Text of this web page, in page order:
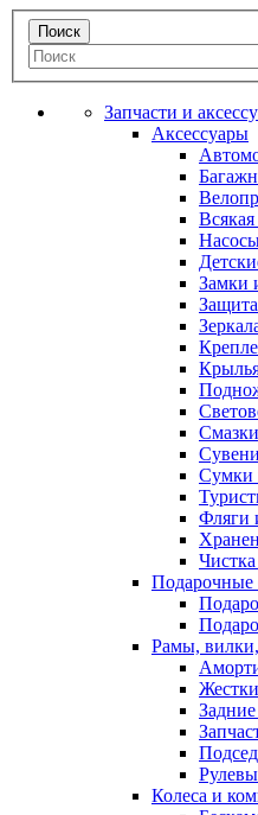
Запчасти и
Аксессуары
Замки
Сумки
Фляги
Подарочные
Рамы,
Колеса и